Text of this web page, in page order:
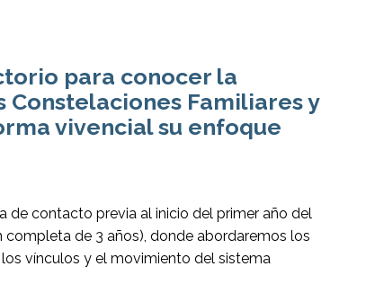
para conocer la
Familiares y
vivencial su enfoque
de contacto previa al inicio del primer año del
de 3 años), donde abordaremos los
vínculos y el movimiento del sistema